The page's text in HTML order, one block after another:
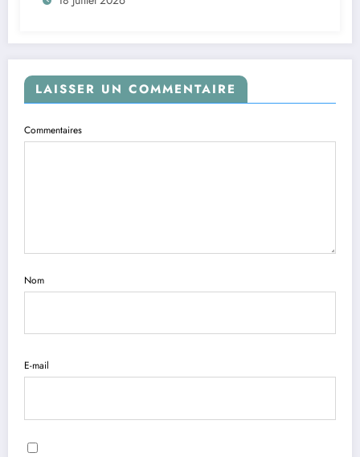
LAISSER UN COMMENTAIRE
Commentaires
Nom
E-mail